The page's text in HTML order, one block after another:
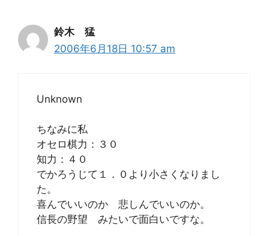
鈴木 猛
2006年6月18日 10:57 am
Unknown
ちなみに私
オセロ棋力：３０
知力：４０
でかろうじて１．０より小さくなりまし
た。
喜んでいいのか 悲しんでいいのか。
信長の野望 みたいで面白いですな。